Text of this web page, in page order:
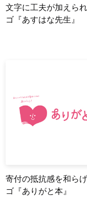
文字に工夫が加えら
ゴ『あすはな先生』
寄付の抵抗感を和ら
ゴ『ありがと本』